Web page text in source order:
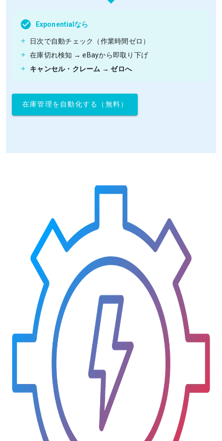
Exponentialなら
日次で自動チェック（作業時間ゼロ）
在庫切れ検知 → eBayから即取り下げ
キャンセル・クレーム → ゼロへ
在庫管理を自動化する（無料）